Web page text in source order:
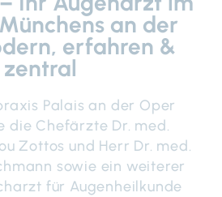
an der
erfahren &
zentral
Palais an der Oper
die Chefärzte Dr. med.
Zottos und Herr Dr. med.
sowie ein weiterer
für Augenheilkunde